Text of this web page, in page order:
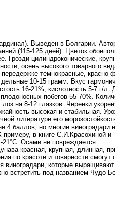
Выведен в Болгарии.
(115-125 дней). Цветок
Грозди цилиндроконические,
осень высокого товарного
темнокрасные, красно-
10-15 грамм. Вкус
16-21%, кислотность 5-7 г/л.
побегов 55-70%.
на 8-12 глазков. Черенки
высокая и стабильная.
литературе его
4 баллов, но многие виноградари
в книге С.И.Красохиной и
21°С. Осами не повреждается.
красная, крупная, длинная,
по красоте и товарности смогут
виноградари, которые
встретить под названием Чудо